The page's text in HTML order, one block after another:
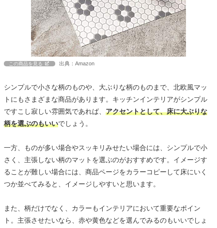
この商品を見る 出典：Amazon
シンプルで小さな柄のものや、大ぶりな柄のものまで、北欧風マッ
トにもさまざまな商品があります。キッチンインテリアがシンプル
ですこし寂しい雰囲気であれば、 アクセントとして、床に大ぶりな
柄を選ぶのもいいでしょう。
一方、ものが多い場合やスッキリみせたい場合には、シンプルで小
さく、主張しない柄のマットを選ぶのがおすすめです。イメージす
ることが難しい場合には、商品ページをカラーコピーして床にいく
つか並べてみると、イメージしやすいと思います。
また、柄だけでなく、カラーもインテリアにおいて重要なポイン
ト。主張させたいなら、赤や黄色などを選んでみるのもいいでしょ